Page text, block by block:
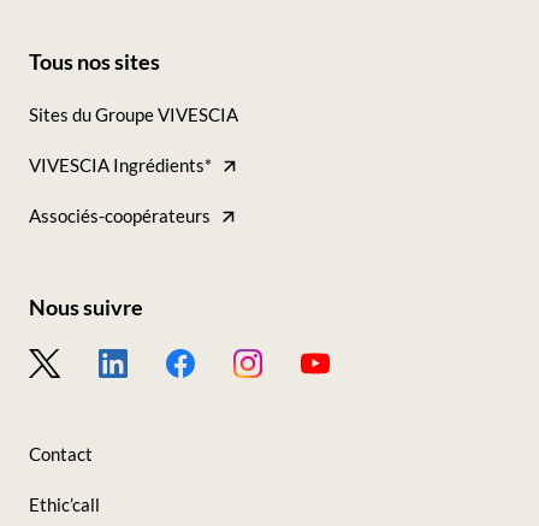
Tous
nos
Tous nos sites
Sites du Groupe VIVESCIA
VIVESCIA Ingrédients*
Associés-coopérateurs
-
suivre
Nous suivre
Contact
Ethic’call